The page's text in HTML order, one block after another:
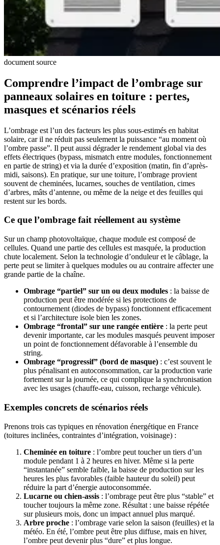
document source
Comprendre l’impact de l’ombrage sur
panneaux solaires en toiture : pertes,
masques et scénarios réels
L’ombrage est l’un des facteurs les plus sous-estimés en habitat
solaire, car il ne réduit pas seulement la puissance “au moment où
l’ombre passe”. Il peut aussi dégrader le rendement global via des
effets électriques (bypass, mismatch entre modules, fonctionnement
en partie de string) et via la durée d’exposition (matin, fin d’après-
midi, saisons). En pratique, sur une toiture, l’ombrage provient
souvent de cheminées, lucarnes, souches de ventilation, cimes
d’arbres, mâts d’antenne, ou même de la neige et des feuilles qui
restent sur les bords.
Ce que l’ombrage fait réellement au système
Sur un champ photovoltaïque, chaque module est composé de
cellules. Quand une partie des cellules est masquée, la production
chute localement. Selon la technologie d’onduleur et le câblage, la
perte peut se limiter à quelques modules ou au contraire affecter une
grande partie de la chaîne.
Ombrage “partiel” sur un ou deux modules : la baisse de
production peut être modérée si les protections de
contournement (diodes de bypass) fonctionnent efficacement
et si l’architecture isole bien les zones.
Ombrage “frontal” sur une rangée entière : la perte peut
devenir importante, car les modules masqués peuvent imposer
un point de fonctionnement défavorable à l’ensemble du
string.
Ombrage “progressif” (bord de masque) : c’est souvent le
plus pénalisant en autoconsommation, car la production varie
fortement sur la journée, ce qui complique la synchronisation
avec les usages (chauffe-eau, cuisson, recharge véhicule).
Exemples concrets de scénarios réels
Prenons trois cas typiques en rénovation énergétique en France
(toitures inclinées, contraintes d’intégration, voisinage) :
Cheminée en toiture : l’ombre peut toucher un tiers d’un
module pendant 1 à 2 heures en hiver. Même si la perte
“instantanée” semble faible, la baisse de production sur les
heures les plus favorables (faible hauteur du soleil) peut
réduire la part d’énergie autoconsommée.
Lucarne ou chien-assis : l’ombrage peut être plus “stable” et
toucher toujours la même zone. Résultat : une baisse répétée
sur plusieurs mois, donc un impact annuel plus marqué.
Arbre proche : l’ombrage varie selon la saison (feuilles) et la
météo. En été, l’ombre peut être plus diffuse, mais en hiver,
l’ombre peut devenir plus “dure” et plus longue.